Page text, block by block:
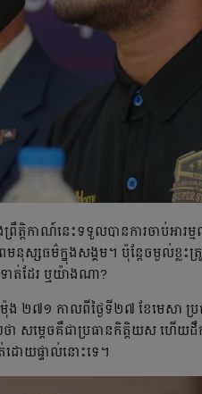
រឹត្ដិកាណ៍​នេះ​ទទួល​បាន​ការ​ចាប់​អារ
សធម៌​ក្នុង​សង្គម។ ប៉ុន្ដែ​ចម្ងល់​​ខ្លះ​ត្
ទាត់​ដែរ​​ ឬយ៉ាងណា?
២៧១ កាល​ពី​ថ្ងៃ​ទី២៧ ខែ​មេសា ប្រធ
សម្ដេច​គឺ​ជា​ប្រធាន​កិត្ដិយស ហើយ​ដឹ
ោយ​ផ្ទាល់​នោះ​ទេ។